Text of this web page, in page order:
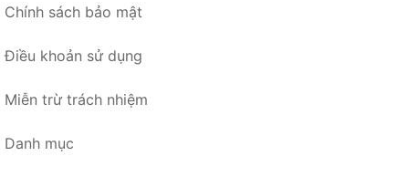
Chính sách bảo mật
Điều khoản sử dụng
Miễn trừ trách nhiệm
Danh mục